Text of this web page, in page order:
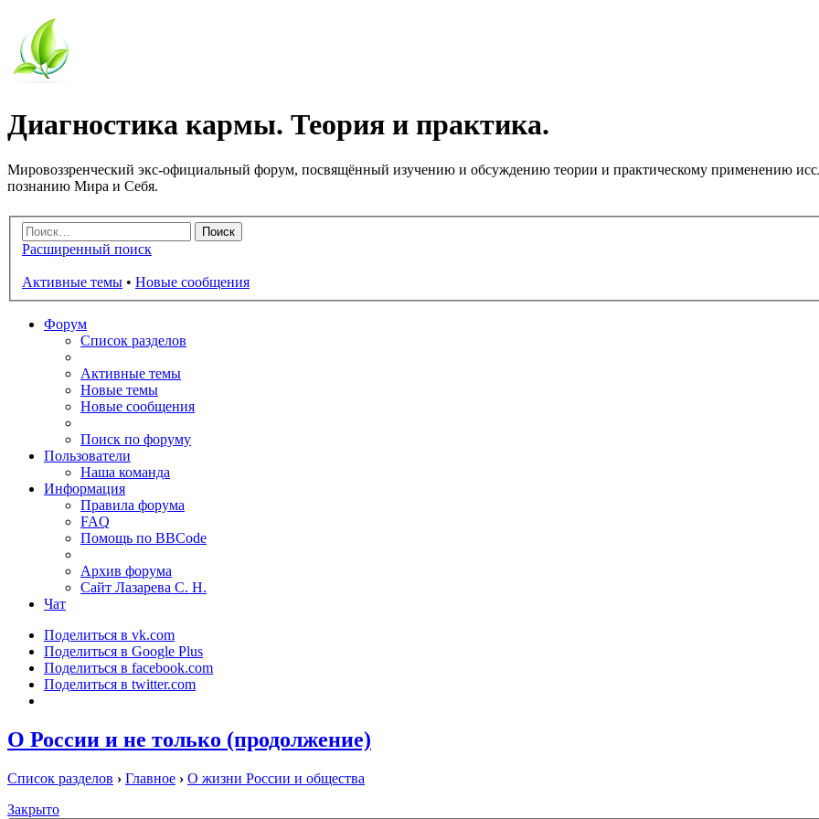
Диагностика кармы. Теория и практика.
Мировоззренческий экс-официальный форум, посвящённый изучению и обсуждению теории и практическому применению
познанию Мира и Себя.
Расширенный поиск
Активные темы • Новые сообщения
Форум
Список разделов
Активные темы
Новые темы
Новые сообщения
Поиск по форуму
Пользователи
Наша команда
Информация
Правила форума
FAQ
Помощь по BBCode
Архив форума
Сайт Лазарева С. Н.
Чат
Поделиться в vk.com
Поделиться в Google Plus
Поделиться в facebook.com
Поделиться в twitter.com
О России и не только (продолжение)
Список разделов › Главное › О жизни России и общества
Закрыто